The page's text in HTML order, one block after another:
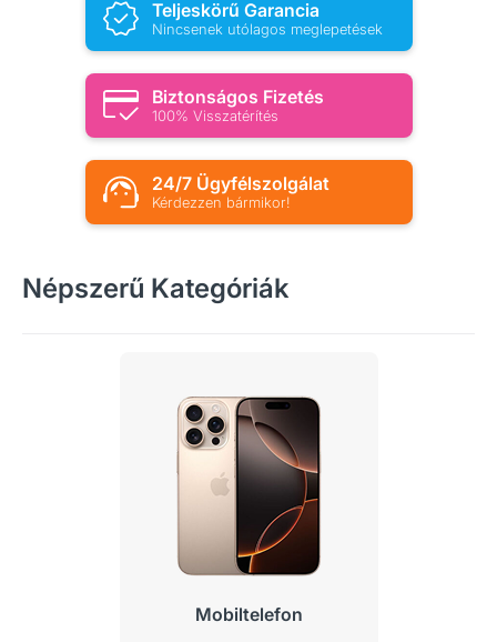
Teljeskörű Garancia
Nincsenek utólagos meglepetések
Biztonságos Fizetés
100% Visszatérítés
24/7 Ügyfélszolgálat
Kérdezzen bármikor!
Népszerű Kategóriák
Mobiltelefon